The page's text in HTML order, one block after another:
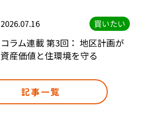
2026.07.16 買いたい
コラム連載 第3回： 地区計画が
資産価値と住環境を守る
記事一覧